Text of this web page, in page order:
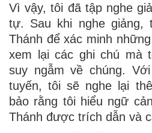
Vì vậy, tôi đã tập nghe
tự. Sau khi nghe giảng,
Thánh để xác minh
xem lại các ghi chú mà
suy ngẫm về chúng.
tuyến, tôi sẽ nghe lại
bảo rằng tôi hiểu ngữ
Thánh được trích dẫn và